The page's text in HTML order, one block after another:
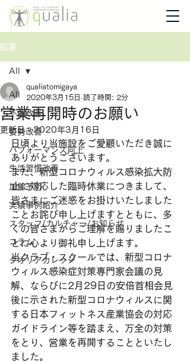
記事
All
不調改善
姿勢改善
パフォーマンス向上
生活習慣改善
加齢予防
実績事例紹介
スタッフ/カルチャー/お知らせ
コラム
クオリアカレッジ
All
営業再開時のお願い
qualiatomigaya
2020年3月15日 読了時間: 2分
更新日：2020年3月16日
日頃より当施設をご愛顧いただき誠に
ありがとうございます。
また、新型コロナウィルス感染拡大防
止に対応した臨時休業につきまして、
皆さまにご迷惑をお掛けいたしました
ことお詫び申し上げますとともに、多
くの皆さまからご理解を賜りましたこ
とに心より御礼申し上げます。
当クラブ・スクールでは、新型コロナ
ウィルス感染症対策専門家会議の見
解、ならびに2月29日の安倍首相会見
後に示された新型コロナウィルスに関
する日本フィットネス産業協会の対応
ガイドライン等を踏まえ、万全の対策
をとり、営業を再開することといたし
ました。